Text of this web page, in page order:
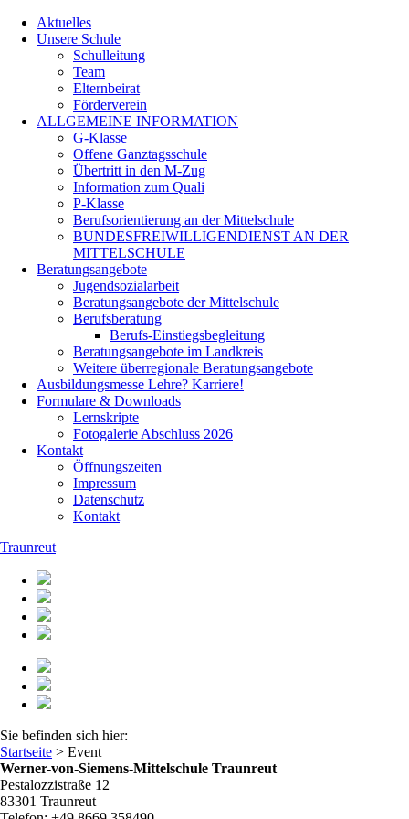
Aktuelles
Unsere Schule
Schulleitung
Team
Elternbeirat
Förderverein
ALLGEMEINE INFORMATION
G-Klasse
Offene Ganztagsschule
Übertritt in den M-Zug
Information zum Quali
P-Klasse
Berufsorientierung an der Mittelschule
BUNDESFREIWILLIGENDIENST AN DER
MITTELSCHULE
Beratungsangebote
Jugendsozialarbeit
Beratungsangebote der Mittelschule
Berufsberatung
Berufs-Einstiegsbegleitung
Beratungsangebote im Landkreis
Weitere überregionale Beratungsangebote
Ausbildungsmesse Lehre? Karriere!
Formulare & Downloads
Lernskripte
Fotogalerie Abschluss 2026
Kontakt
Öffnungszeiten
Impressum
Datenschutz
Kontakt
Traunreut
Sie befinden sich hier:
Startseite > Event
Werner-von-Siemens-Mittelschule Traunreut
Pestalozzistraße 12
83301 Traunreut